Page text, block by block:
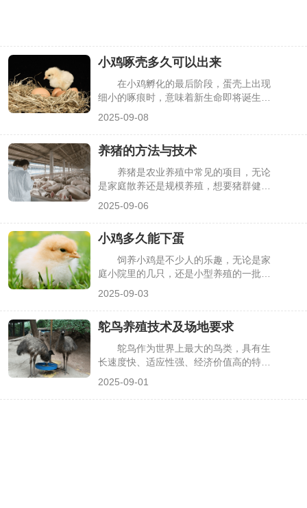
小鸡啄壳多久可以出来
在小鸡孵化的最后阶段，蛋壳上出现
细小的啄痕时，意味着新生命即将诞生。
忙剥壳。其实小鸡啄壳到完全破壳有固定
时间范围，且受孵化条件影响，盲目干预
反而可能伤害小鸡，下面详细说明具体时
长与注意事项。
2025-09-08
养猪的方法与技术
养猪是农业养殖中常见的项目，无论
是家庭散养还是规模养殖，想要猪群健康
常出现猪只生长缓慢、疾病频发等问题。
其实掌握品种选择、饲喂管理、环境控制
等核心要点，就能降低养殖难度，下面详
细介绍养猪的关键方法与技术。
2025-09-06
小鸡多久能下蛋
饲养小鸡是不少人的乐趣，无论是家
庭小院里的几只，还是小型养殖的一批，
大家都盼着小鸡能早日下蛋。但很多人不
道哪些因素会影响下蛋时间，常常在等待
中焦虑。其实小鸡下蛋时间受品种、饲养
方式等多种因素影响，掌握这些规律，就
能合理期待并做好准备。
2025-09-03
鸵鸟养殖技术及场地要求
鸵鸟作为世界上最大的鸟类，具有生
长速度快、适应性强、经济价值高的特
点，其肉低脂高蛋白，羽毛可用于服饰，
殖项目的选择。但鸵鸟养殖不同于普通家
2025-09-01